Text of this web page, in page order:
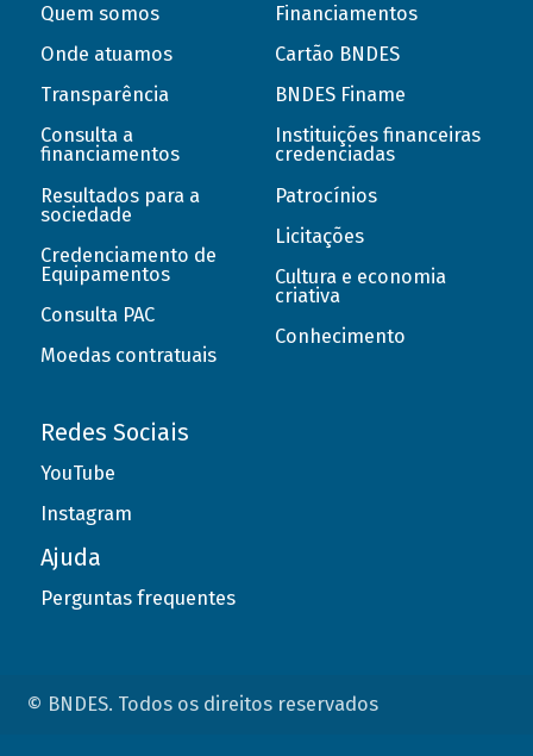
Quem somos
Onde atuamos
Transparência
Consulta a
financiamentos
Resultados para a
sociedade
Credenciamento de
Equipamentos
Consulta PAC
Moedas contratuais
Financiamentos
Cartão BNDES
BNDES Finame
Instituições financeiras
credenciadas
Patrocínios
Licitações
Cultura e economia
criativa
Conhecimento
Redes Sociais
YouTube
Instagram
Ajuda
Perguntas frequentes
© BNDES. Todos os direitos reservados